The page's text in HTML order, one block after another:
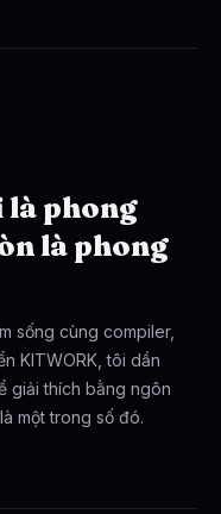
là phong
là phong
sống cùng compiler,
KITWORK, tôi dần
giải thích bằng ngôn
một trong số đó.